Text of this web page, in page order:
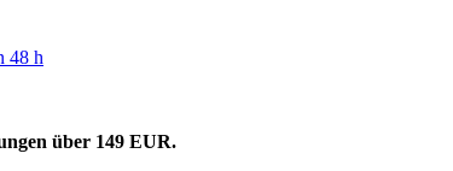
48 h
über 149 EUR.